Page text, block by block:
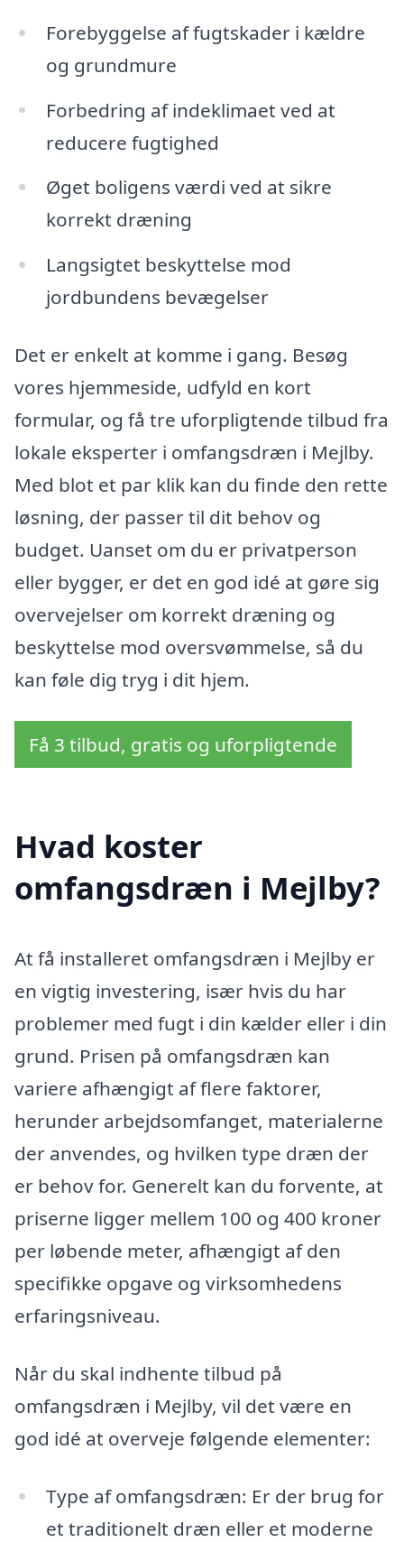
Forebyggelse af fugtskader i kældre
og grundmure
Forbedring af indeklimaet ved at
reducere fugtighed
Øget boligens værdi ved at sikre
korrekt dræning
Langsigtet beskyttelse mod
jordbundens bevægelser
Det er enkelt at komme i gang. Besøg
vores hjemmeside, udfyld en kort
formular, og få tre uforpligtende tilbud fra
lokale eksperter i omfangsdræn i Mejlby.
Med blot et par klik kan du finde den rette
løsning, der passer til dit behov og
budget. Uanset om du er privatperson
eller bygger, er det en god idé at gøre sig
overvejelser om korrekt dræning og
beskyttelse mod oversvømmelse, så du
kan føle dig tryg i dit hjem.
Få 3 tilbud, gratis og uforpligtende
Hvad koster
omfangsdræn i Mejlby?
At få installeret omfangsdræn i Mejlby er
en vigtig investering, især hvis du har
problemer med fugt i din kælder eller i din
grund. Prisen på omfangsdræn kan
variere afhængigt af flere faktorer,
herunder arbejdsomfanget, materialerne
der anvendes, og hvilken type dræn der
er behov for. Generelt kan du forvente, at
priserne ligger mellem 100 og 400 kroner
per løbende meter, afhængigt af den
specifikke opgave og virksomhedens
erfaringsniveau.
Når du skal indhente tilbud på
omfangsdræn i Mejlby, vil det være en
god idé at overveje følgende elementer:
Type af omfangsdræn: Er der brug for
et traditionelt dræn eller et moderne